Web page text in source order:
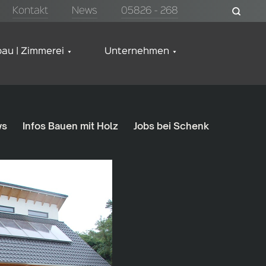
Kontakt News 05826 - 268
| Zimmerei Unternehmen
Infos Bauen mit Holz Jobs bei Schenk